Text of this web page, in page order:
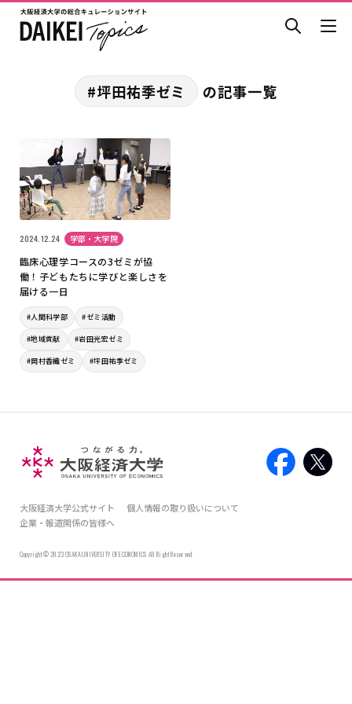
#坪田祐季ゼミ の記事一覧
2024.12.24 学部・大学院
臨床心理学コースの3ゼミが協
働！子どもたちに学びと楽しさを
届ける一日
#人間科学部 #ゼミ活動
#地域貢献 #岩田光宏ゼミ
#岡村香織ゼミ #坪田祐季ゼミ
大阪経済大学公式サイト
個人情報の取り扱いについて
企業・報道関係の皆様へ
Copyright © 2023 OSAKA UNIVERSITY OF ECONOMICS All Right Reserved.